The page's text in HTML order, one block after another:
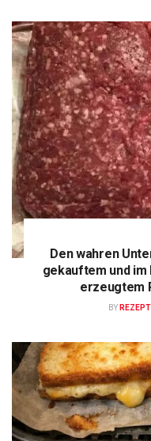
Den wahren
gekauftem und
erzeugtem
BY